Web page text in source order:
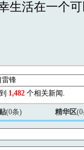
活在一个可
1,482 个相关新闻.
(0条) 精华区(0